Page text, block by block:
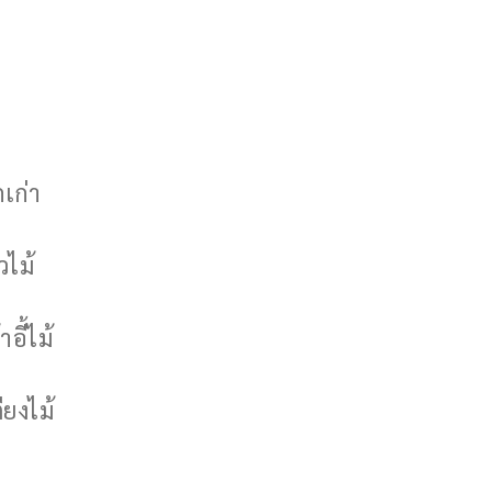
ก่า
ไม้
อี้ไม้
งไม้